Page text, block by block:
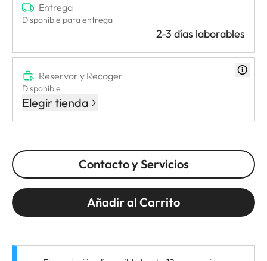
Entrega
Disponible para entrega
2-3 días laborables
Reservar y Recoger
Disponible
Elegir tienda
Contacto y Servicios
Añadir al Carrito